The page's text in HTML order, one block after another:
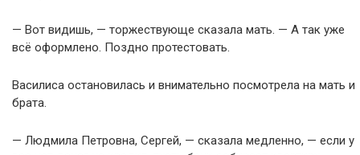
— Вот видишь, — торжествующе сказала мать. — А так уже
всё оформлено. Поздно протестовать.
Василиса остановилась и внимательно посмотрела на мать и
брата.
— Людмила Петровна, Сергей, — сказала медленно, — если у